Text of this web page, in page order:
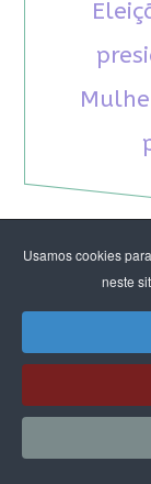
Usamos cookies
neste